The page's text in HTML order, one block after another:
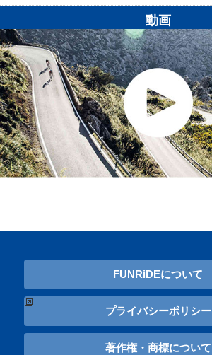
動画
FUNRiDEについて
プライバシーポリシー
著作権・商標について